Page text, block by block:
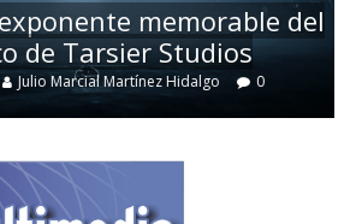
memorable del
de Tarsier Studios
Julio Marcial Martínez Hidalgo 0